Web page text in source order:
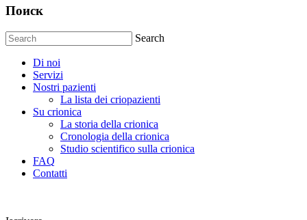
Поиск
Search
Di noi
Servizi
Nostri pazienti
La lista dei criopazienti
Su crionica
La storia della crionica
Сronologia della crionica
Studio scientifico sulla crionica
FAQ
Contatti